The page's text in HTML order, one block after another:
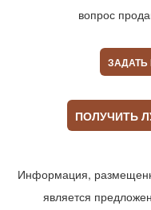
вопрос
ПОЛУЧИТЬ
Информация,
является